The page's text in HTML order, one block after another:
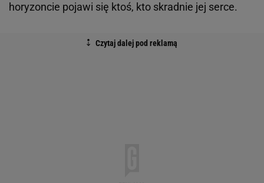
horyzoncie pojawi się ktoś, kto skradnie jej serce.